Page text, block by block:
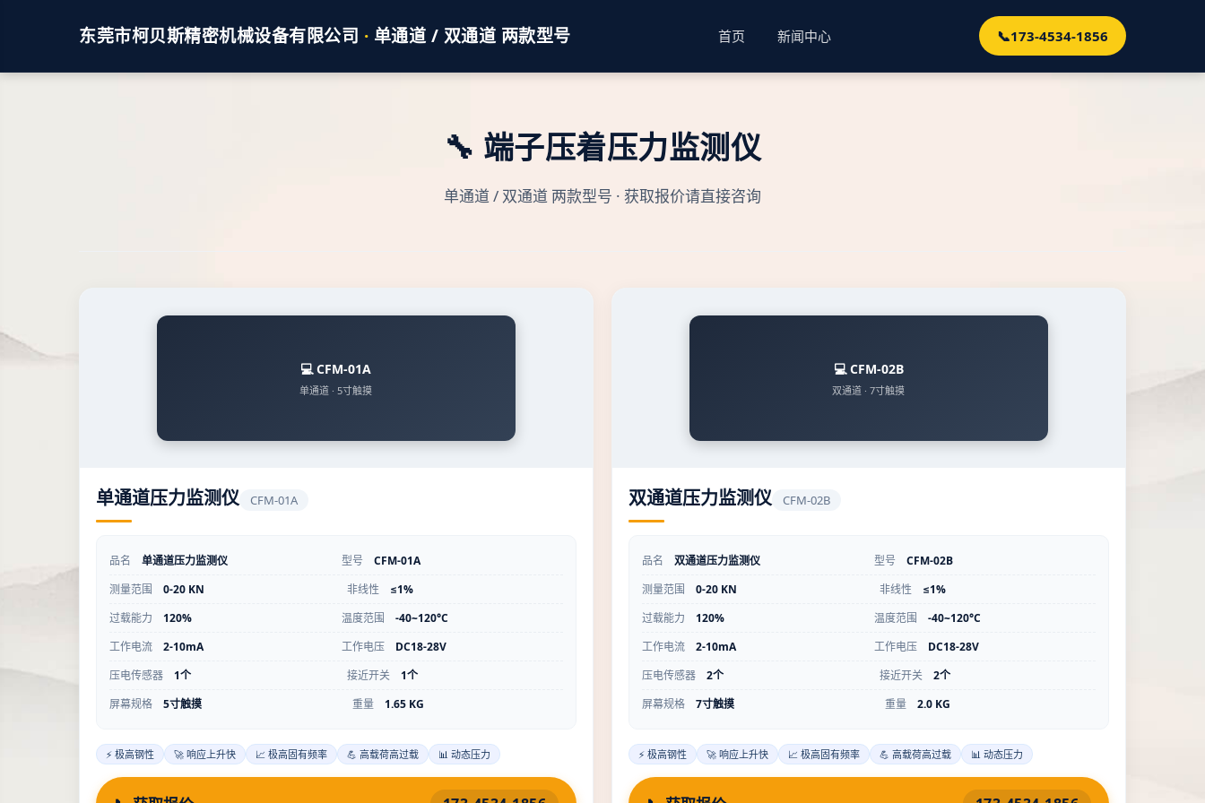
东莞市柯贝斯精密机械设备有限公司 · 单通道 / 双通道 两款型号 首页 新闻中心 📞173-4534-1856
🔧 端子压着压力监测仪
单通道 / 双通道 两款型号 · 获取报价请直接咨询
💻 CFM-01A
单通道 · 5寸触摸
单通道压力监测仪 CFM-01A
品名 单通道压力监测仪 型号
CFM-01A
测量范围
0-20 KN 非线性
≤1%
过载能力
120% 温度范围
-40~120°C
工作电流
2-10mA 工作电压
DC18-28V
压电传感器
1个 接近开关
1个
屏幕规格
5寸触摸 重量 1.65 KG
⚡ 极高钢性 🚀 响应上升快 📈 极高固有频率 💪 高载荷高过载 📊 动态压力
💻 CFM-02B
双通道 · 7寸触摸
双通道压力监测仪 CFM-02B
品名 双通道压力监测仪 型号
CFM-02B
测量范围
0-20 KN 非线性
≤1%
过载能力
120% 温度范围
-40~120°C
工作电流
2-10mA 工作电压
DC18-28V
压电传感器
2个 接近开关
2个
屏幕规格
7寸触摸 重量 2.0 KG
⚡ 极高钢性 🚀 响应上升快 📈 极高固有频率 💪 高载荷高过载 📊 动态压力